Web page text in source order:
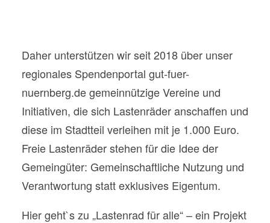
Daher unterstützen wir seit 2018 über unser
regionales Spendenportal gut-fuer-
nuernberg.de gemeinnützige Vereine und
Initiativen, die sich Lastenräder anschaffen und
diese im Stadtteil verleihen mit je 1.000 Euro.
Freie Lastenräder stehen für die Idee der
Gemeingüter: Gemeinschaftliche Nutzung und
Verantwortung statt exklusives Eigentum.
Hier geht`s zu „Lastenrad für alle“ – ein Projekt